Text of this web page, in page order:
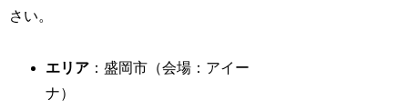
さい。
エリア ：盛岡市（会場：アイー
ナ）